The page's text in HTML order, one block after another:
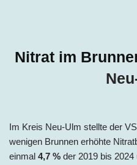
Nitrat im
Im Kreis Neu-Ulm stellte der
wenigen Brunnen erhöhte
einmal 4,7 % der 2019 bis 2024